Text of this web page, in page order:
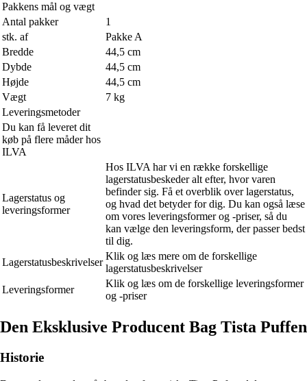
Pakkens mål og vægt
Antal pakker
1
stk. af
Pakke A
Bredde
44,5 cm
Dybde
44,5 cm
Højde
44,5 cm
Vægt
7 kg
Leveringsmetoder
Du kan få leveret dit
køb på flere måder hos
ILVA
Lagerstatus og
leveringsformer
Hos ILVA har vi en række forskellige
lagerstatusbeskeder alt efter, hvor varen
befinder sig. Få et overblik over lagerstatus,
og hvad det betyder for dig. Du kan også læse
om vores leveringsformer og -priser, så du
kan vælge den leveringsform, der passer bedst
til dig.
Lagerstatusbeskrivelser
Klik og læs mere om de forskellige
lagerstatusbeskrivelser
Leveringsformer
Klik og læs om de forskellige leveringsformer
og -priser
Den Eksklusive Producent Bag Tista Puffen
Historie